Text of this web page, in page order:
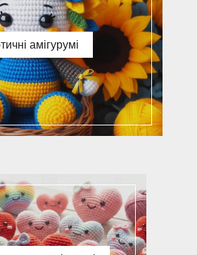
амігурумі